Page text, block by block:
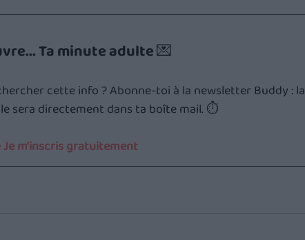
Ta minute adulte 💌
cette info ? Abonne-toi à la newsletter Buddy : la
sera directement dans ta boîte mail. ⏱️
m'inscris gratuitement